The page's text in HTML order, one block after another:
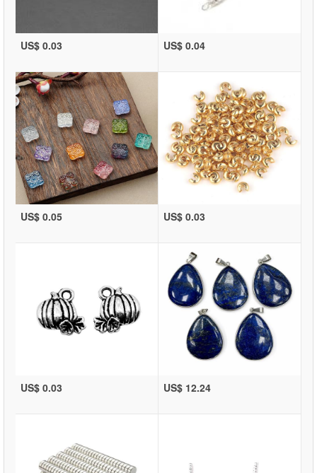
US$ 0.03 US$ 0.04
US$ 0.05 US$ 0.03
US$ 0.03 US$ 12.24